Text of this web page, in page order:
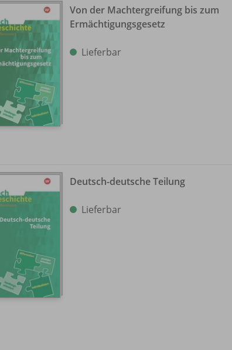
Von der Machtergreifung bis zum
Ermächtigungsgesetz
Lieferbar
Deutsch-deutsche Teilung
Lieferbar